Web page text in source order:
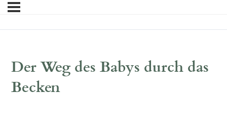
Der Weg des Babys durch das
Becken